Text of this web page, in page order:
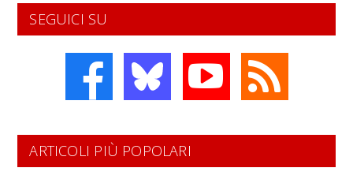
SEGUICI SU
ARTICOLI PIÙ POPOLARI